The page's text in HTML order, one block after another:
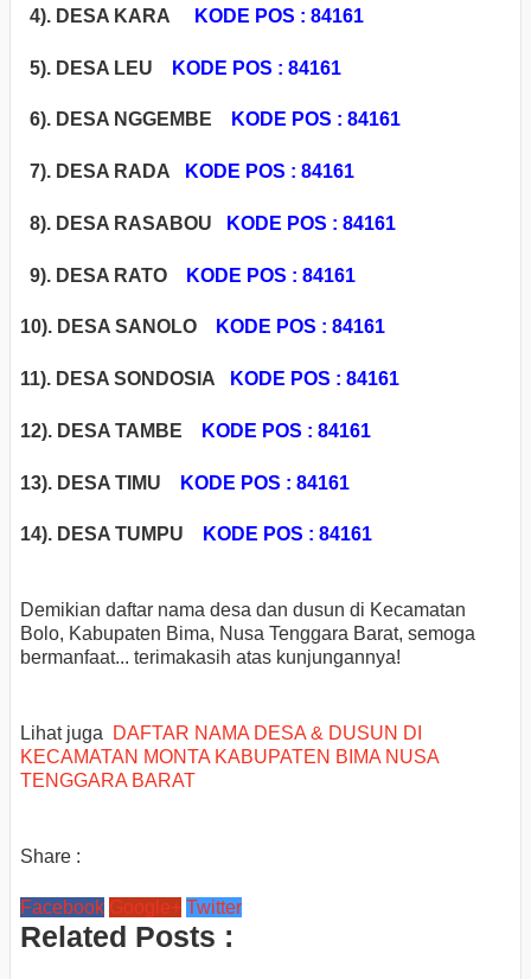
4). DESA KARA KODE POS : 84161
5). DESA LEU KODE POS : 84161
6). DESA NGGEMBE KODE POS : 84161
7). DESA RADA KODE POS : 84161
8). DESA RASABOU KODE POS : 84161
9). DESA RATO KODE POS : 84161
10). DESA SANOLO KODE POS : 84161
11). DESA SONDOSIA KODE POS : 84161
12). DESA TAMBE KODE POS : 84161
13). DESA TIMU KODE POS : 84161
14). DESA TUMPU KODE POS : 84161
Demikian daftar nama desa dan dusun di Kecamatan
Bolo, Kabupaten Bima, Nusa Tenggara Barat, semoga
bermanfaat... terimakasih atas kunjungannya!
Lihat juga
DAFTAR NAMA DESA & DUSUN DI
KECAMATAN MONTA KABUPATEN BIMA NUSA
TENGGARA BARAT
Share :
Facebook Google+ Twitter
Related Posts :